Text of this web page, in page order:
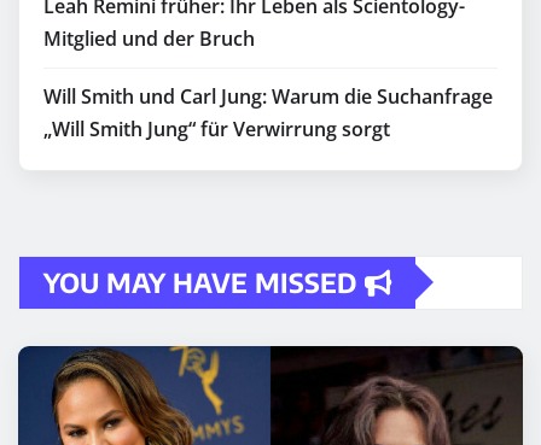
Leah Remini früher: Ihr Leben als Scientology-
Mitglied und der Bruch
Will Smith und Carl Jung: Warum die Suchanfrage
„Will Smith Jung“ für Verwirrung sorgt
YOU MAY HAVE MISSED